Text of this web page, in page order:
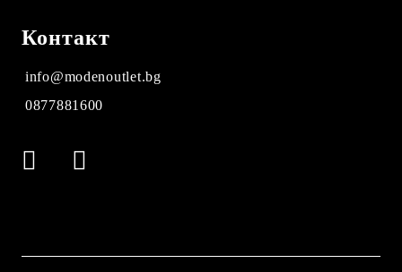
Контакт
info@modenoutlet.bg
0877881600